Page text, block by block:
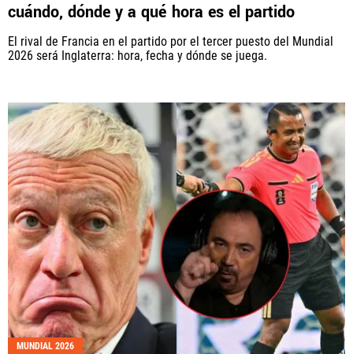
cuándo, dónde y a qué hora es el partido
El rival de Francia en el partido por el tercer puesto del Mundial
2026 será Inglaterra: hora, fecha y dónde se juega.
MUNDIAL 2026